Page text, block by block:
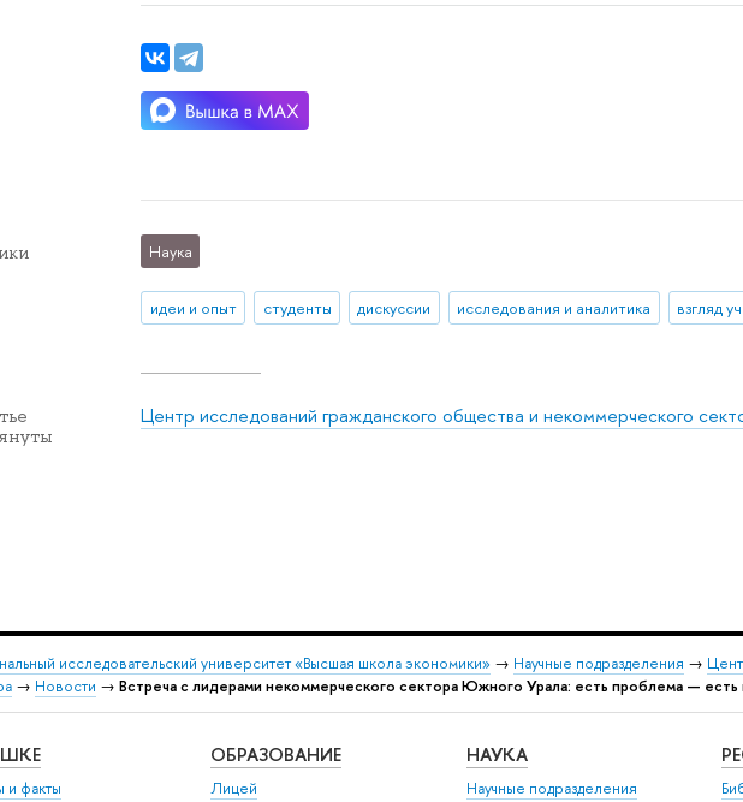
Наука
идеи и опыт студенты дискуссии исследования и аналитика взгляд
Центр исследований гражданского общества и некоммерческого
исследовательский университет «Высшая школа экономики» → Научные подразделения →
→ Новости → Встреча с лидерами некоммерческого сектора Южного Урала: есть проблема —
факты
ОБРАЗОВАНИЕ
Лицей
НАУКА
Научные подразделения